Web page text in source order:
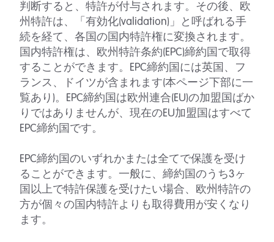
判断すると、特許が付与されます。その後、欧
州特許は、「有効化(validation)」と呼ばれる手
続を経て、各国の国内特許権に変換されます。
国内特許権は、欧州特許条約(EPC)締約国で取得
することができます。EPC締約国には英国、フ
ランス、ドイツが含まれます(本ページ下部に一
覧あり)。EPC締約国は欧州連合(EU)の加盟国ばか
りではありませんが、現在のEU加盟国はすべて
EPC締約国です。
EPC締約国のいずれかまたは全てで保護を受け
ることができます。一般に、締約国のうち3ヶ
国以上で特許保護を受けたい場合、欧州特許の
方が個々の国内特許よりも取得費用が安くなり
ます。